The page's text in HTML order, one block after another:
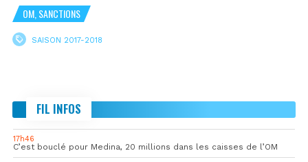
OM, SANCTIONS
SAISON 2017-2018
FIL INFOS
17h46
C’est bouclé pour Medina, 20 millions dans les caisses de l’OM